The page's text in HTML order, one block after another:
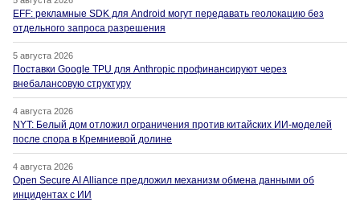
EFF: рекламные SDK для Android могут передавать геолокацию без
отдельного запроса разрешения
5 августа 2026
Поставки Google TPU для Anthropic профинансируют через
внебалансовую структуру
4 августа 2026
NYT: Белый дом отложил ограничения против китайских ИИ-моделей
после спора в Кремниевой долине
4 августа 2026
Open Secure AI Alliance предложил механизм обмена данными об
инцидентах с ИИ